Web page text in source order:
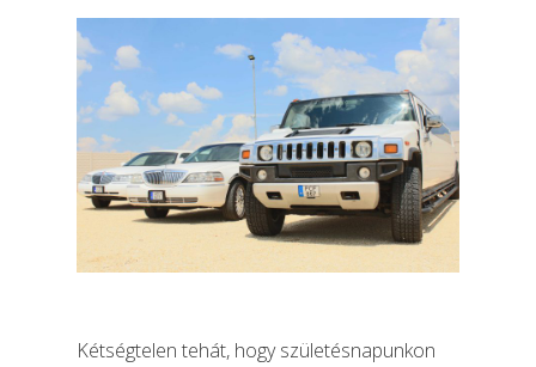
Kétségtelen tehát, hogy születésnapunkon